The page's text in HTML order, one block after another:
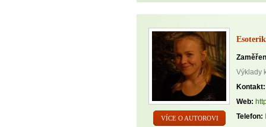
VÍCE O AUTOROVI
Výklady
Kontakt:
Web:
Telefon: